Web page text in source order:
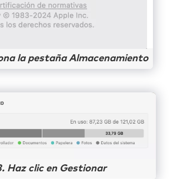
la pestaña Almacenamiento
Haz clic en Gestionar